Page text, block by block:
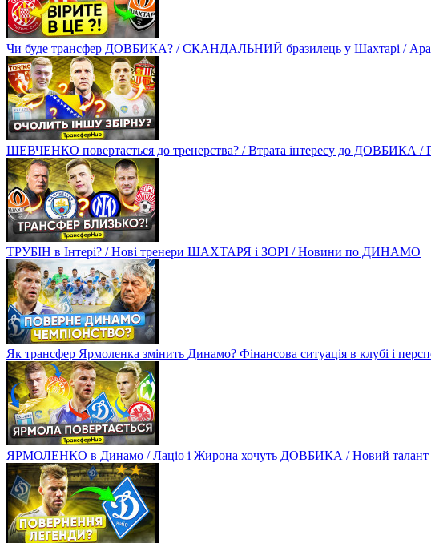
Чи буде трансфер ДОВБИКА? / СКАНДАЛЬНИЙ бразилець у Шахтарі /
ШЕВЧЕНКО повертається до тренерства? / Втрата інтересу до ДОВБИКА /
ТРУБІН в Інтері? / Нові тренери ШАХТАРЯ і ЗОРІ / Новини по ДИНАМО
Як трансфер Ярмоленка змінить Динамо? Фінансова ситуація в клубі і
ЯРМОЛЕНКО в Динамо / Лаціо і Жирона хочуть ДОВБИКА / Новий